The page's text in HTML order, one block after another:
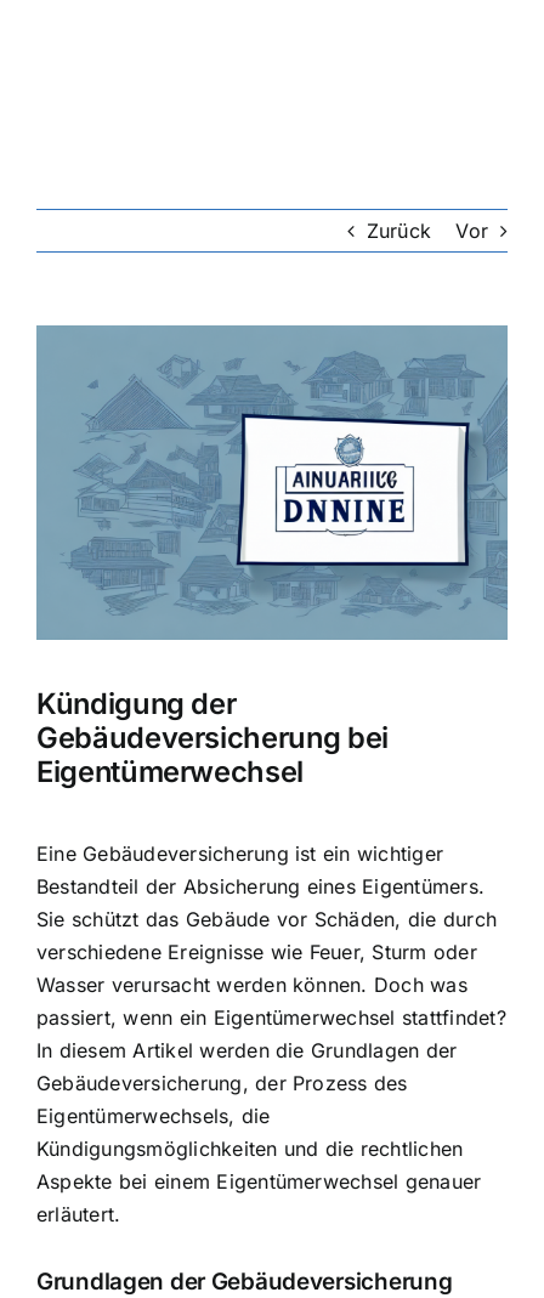
Lebensversicherung
Hundekrankenversicherung
Hausratversicherung
Weitere Tarifvergleiche
Hilfe und Kontakt
Zurück Vor
Kündigung der
Gebäudeversicherung bei
Eigentümerwechsel
Eine Gebäudeversicherung ist ein wichtiger
Bestandteil der Absicherung eines Eigentümers.
Sie schützt das Gebäude vor Schäden, die durch
verschiedene Ereignisse wie Feuer, Sturm oder
Wasser verursacht werden können. Doch was
passiert, wenn ein Eigentümerwechsel stattfindet?
In diesem Artikel werden die Grundlagen der
Gebäudeversicherung, der Prozess des
Eigentümerwechsels, die
Kündigungsmöglichkeiten und die rechtlichen
Aspekte bei einem Eigentümerwechsel genauer
erläutert.
Grundlagen der Gebäudeversicherung